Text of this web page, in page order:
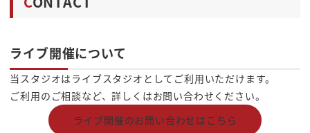
ライブ開催について
当スタジオはライブスタジオとしてご利用いただけます。
ご利用のご相談など、詳しくはお問い合わせください。
ライブ開催のお問い合わせはこちら